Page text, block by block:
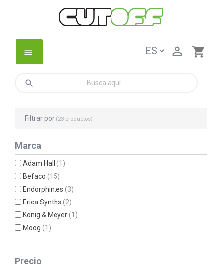
menu shopping_cart

search
Filtrar por (23 productos)
Marca
Adam Hall(1)
Befaco(15)
Endorphin.es(3)
Erica Synths(2)
König & Meyer(1)
Moog(1)
Precio